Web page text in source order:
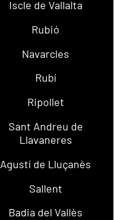
Iscle de Vallalta
Rubió
Navarcles
Rubí
Ripollet
Sant Andreu de
Llavaneres
Agustí de Lluçanès
Sallent
Badia del Vallès